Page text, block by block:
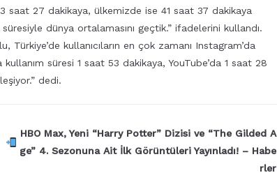
saat 27 dakikaya, ülkemizde ise 41 saat 37 dakikaya
dünya ortalamasını geçtik.” ifadelerini kullandı.
Türkiye’de kullanıcıların en çok zamanı Instagram’da
süresi 1 saat 53 dakikaya, YouTube’da 1 saat 28
dedi.
HBO Max, Yeni “Harry Potter” Dizisi ve “The Gilded A
ge” 4. Sezonuna Ait İlk Görüntüleri Yayınladı! – Habe
rler